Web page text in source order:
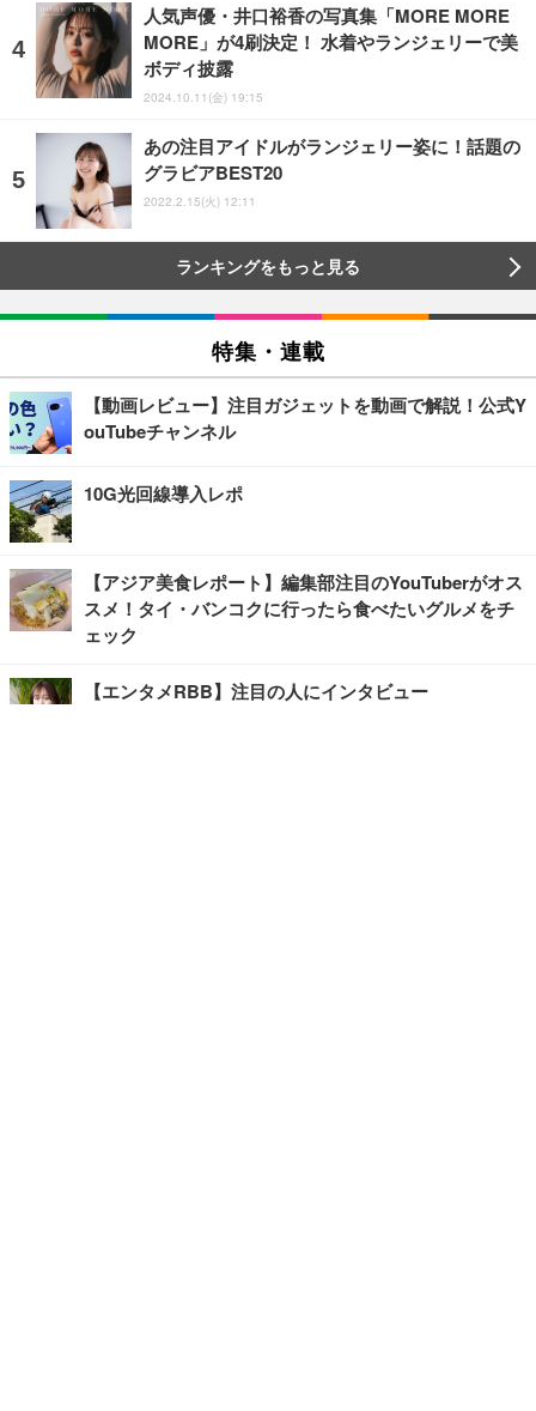
人気声優・井口裕香の写真集「MORE MORE
MORE」が4刷決定！ 水着やランジェリーで美
ボディ披露
2024.10.11(金) 19:15
あの注目アイドルがランジェリー姿に！話題の
グラビアBEST20
2022.2.15(火) 12:11
ランキングをもっと見る
特集・連載
【動画レビュー】注目ガジェットを動画で解説！公式Y
ouTubeチャンネル
10G光回線導入レポ
【アジア美食レポート】編集部注目のYouTuberがオス
スメ！タイ・バンコクに行ったら食べたいグルメをチ
ェック
【エンタメRBB】注目の人にインタビュー